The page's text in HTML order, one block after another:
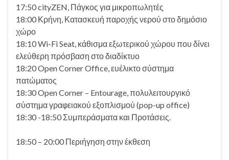
17:50 cityZEN, Πάγκος για μικροπωλητές
18:00 Κρήνη, Κατασκευή παροχής νερού στο δημόσιο
χώρο
18:10 Wi-Fi Seat, κάθισμα εξωτερικού χώρου που δίνει
ελεύθερη πρόσβαση στο διαδίκτυο
18:20 Open Corner Office, ευέλικτο σύστημα
πατώματος
18:30 Open Corner – Entourage, πολυλειτουργικό
σύστημα γραφειακού εξοπλισμού (pop-up office)
18:30 -18:50 Συμπεράσματα και Προτάσεις.
18:50 – 20:00 Περιήγηση στην έκθεση